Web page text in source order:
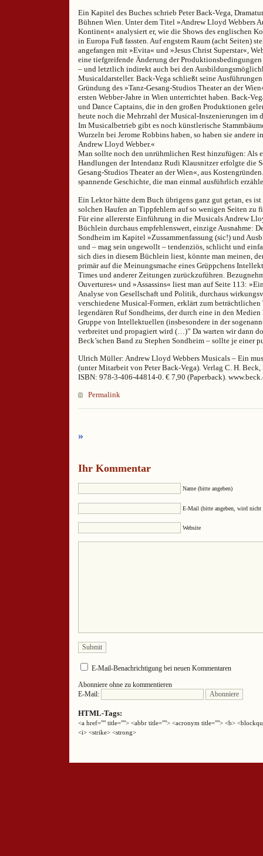
Ein Kapitel des Buches schrieb Peter Back-Vega,
Bühnen Wien. Unter dem Titel »Andrew Lloyd Webbers
Kontinent« analysiert er, wie die Shows des englischen
in Europa Fuß fassten. Auf engstem Raum (acht Seiten)
angefangen mit »Evita« und »Jesus Christ Superstar«,
eine tiefgreifende Änderung der
– und letztlich indirekt auch bei den
Musicaldarsteller. Back-Vega schließt seine
Gründung des »Tanz-Gesang-Studios Theater an der
ersten Webber-Jahre in Wien unterrichtet haben. Back-
und Dance Captains, die in den großen Produktionen
heute noch die Mehrzahl der Musical-Inszenierungen im
Im Musicalbetrieb gibt es noch künstlerische
Wurzeln bei Jerome Robbins haben, so haben sie andere
Andrew Lloyd Webber.«
Man sollte noch den unrühmlichen Rest hinzufügen: Als
Handlungen der Intendanz Rudi Klausnitzer erfolgte die
Gesang-Studios Theater an der Wien«, aus
spannende Geschichte, die man einmal ausführlich
Ein Lektor hätte dem Buch übrigens ganz gut getan, es
solchen Haufen an Tippfehlern auf so wenigen Seiten zu
Für eine allererste Einführung in die Musicals Andrew
Büchlein durchaus empfehlenswert, einzige Ausnahme:
Sondheim im Kapitel »Zussammenfassung (sic!) und
und – mag sein ungewollt – tendenziös, schlicht und
sich dies in diesem Büchlein liest, könnte man meinen,
primär auf die Meinungsmache eines Grüppchens
Times und anderer Zeitungen zurückzuführen.
Ouvertures« und »Assassins« liest man auf Seite 113:
Analyse von Gesellschaft und Politik, durchaus
verschiedene Musical-Formen, erklärt zum beträchtlichen
legendären Ruf Sondheims, der durch eine in den
Gruppe von Intellektuellen (insbesondere in der
verbreitet und propagiert wird (…)” Da warten wir dann
Beck’schen Band zu Stephen Sondheim – sollte je einer
Ulrich Müller: Andrew Lloyd Webbers Musicals – Ein
(unter Mitarbeit von Peter Back-Vega). Verlag C. H.
ISBN: 978-3-406-44814-0. € 7,90 (Paperback).
Permalink
»
Ihr Kommentar
Name (bitte angeben)
E-Mail (bitte angeben, wird nicht
Website
E-Mail-Benachrichtigung bei neuen Kommentaren
Abonniere ohne zu kommentieren
E-Mail:
HTML-Tags:
<a href="" title=""> <abbr title=""> <acronym title=""> <b>
<i> <strike> <strong>